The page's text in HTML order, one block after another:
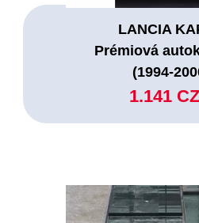
LANCIA
Prémiová
(1994-
1.141